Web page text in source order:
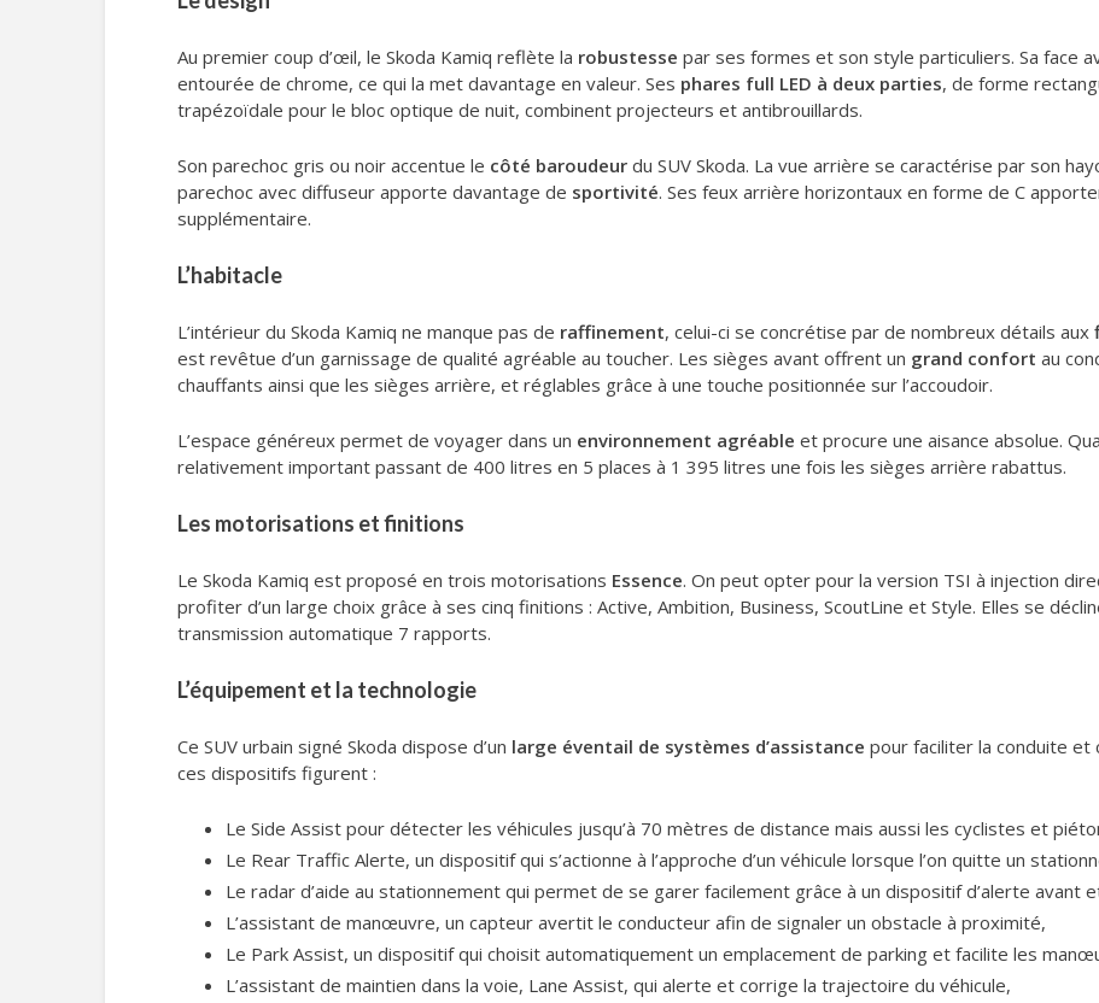
Au premier coup d’œil, le Skoda Kamiq reflète la robustesse par ses formes et son style particuliers. Sa face
entourée de chrome, ce qui la met davantage en valeur. Ses phares full LED à deux parties, de forme
trapézoïdale pour le bloc optique de nuit, combinent projecteurs et antibrouillards.
Son parechoc gris ou noir accentue le côté baroudeur du SUV Skoda. La vue arrière se caractérise par son
parechoc avec diffuseur apporte davantage de sportivité. Ses feux arrière horizontaux en forme de C
supplémentaire.
L’habitacle
L’intérieur du Skoda Kamiq ne manque pas de raffinement, celui-ci se concrétise par de nombreux détails aux
est revêtue d’un garnissage de qualité agréable au toucher. Les sièges avant offrent un grand confort au
chauffants ainsi que les sièges arrière, et réglables grâce à une touche positionnée sur l’accoudoir.
L’espace généreux permet de voyager dans un environnement agréable et procure une aisance absolue.
relativement important passant de 400 litres en 5 places à 1 395 litres une fois les sièges arrière rabattus.
Les motorisations et finitions
Le Skoda Kamiq est proposé en trois motorisations Essence. On peut opter pour la version TSI à injection
profiter d’un large choix grâce à ses cinq finitions : Active, Ambition, Business, ScoutLine et Style. Elles se
transmission automatique 7 rapports.
L’équipement et la technologie
Ce SUV urbain signé Skoda dispose d’un large éventail de systèmes d’assistance pour faciliter la conduite et
ces dispositifs figurent :
Le Side Assist pour détecter les véhicules jusqu’à 70 mètres de distance mais aussi les cyclistes et
Le Rear Traffic Alerte, un dispositif qui s’actionne à l’approche d’un véhicule lorsque l’on quitte un
Le radar d’aide au stationnement qui permet de se garer facilement grâce à un dispositif d’alerte avant
L’assistant de manœuvre, un capteur avertit le conducteur afin de signaler un obstacle à proximité,
Le Park Assist, un dispositif qui choisit automatiquement un emplacement de parking et facilite les
L’assistant de maintien dans la voie, Lane Assist, qui alerte et corrige la trajectoire du véhicule,